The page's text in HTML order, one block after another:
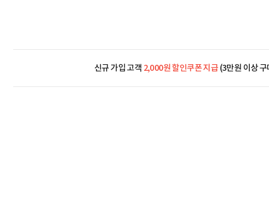
신규 가입 고객 2,000원 할인쿠폰 지급(3만원 이상 구